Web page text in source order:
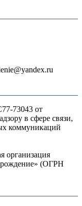
73043 от
в сфере связи,
коммуникаций
организация
(ОГРН